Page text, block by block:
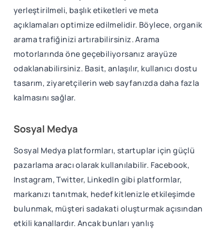
yerleştirilmeli, başlık etiketleri ve meta
açıklamaları optimize edilmelidir. Böylece, organik
arama trafiğinizi artırabilirsiniz. Arama
motorlarında öne geçebiliyorsanız arayüze
odaklanabilirsiniz. Basit, anlaşılır, kullanıcı dostu
tasarım, ziyaretçilerin web sayfanızda daha fazla
kalmasını sağlar.
Sosyal Medya
Sosyal Medya platformları, startuplar için güçlü
pazarlama aracı olarak kullanılabilir. Facebook,
Instagram, Twitter, LinkedIn gibi platformlar,
markanızı tanıtmak, hedef kitlenizle etkileşimde
bulunmak, müşteri sadakati oluşturmak açısından
etkili kanallardır. Ancak bunları yanlış